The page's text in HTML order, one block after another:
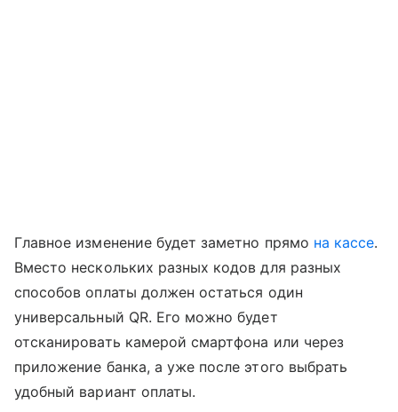
Главное изменение будет заметно прямо на кассе.
Вместо нескольких разных кодов для разных
способов оплаты должен остаться один
универсальный QR. Его можно будет
отсканировать камерой смартфона или через
приложение банка, а уже после этого выбрать
удобный вариант оплаты.